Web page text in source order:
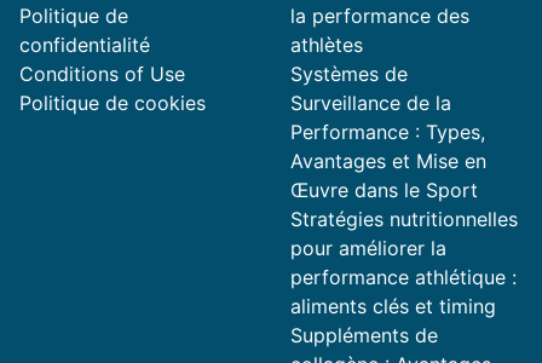
Politique de
confidentialité
Conditions of Use
Politique de cookies
la performance des
athlètes
Systèmes de
Surveillance de la
Performance : Types,
Avantages et Mise en
Œuvre dans le Sport
Stratégies nutritionnelles
pour améliorer la
performance athlétique :
aliments clés et timing
Suppléments de